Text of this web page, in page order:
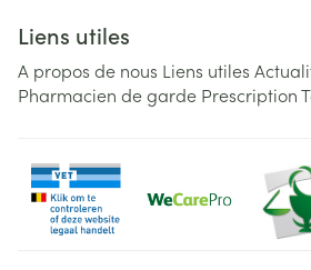
Liens utiles
A propos de nous Liens utiles
Pharmacien de garde Prescription